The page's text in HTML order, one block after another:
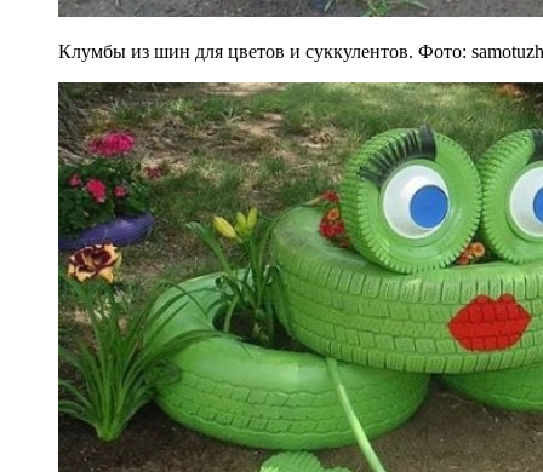
Клумбы из шин для цветов и суккулентов. Фото: